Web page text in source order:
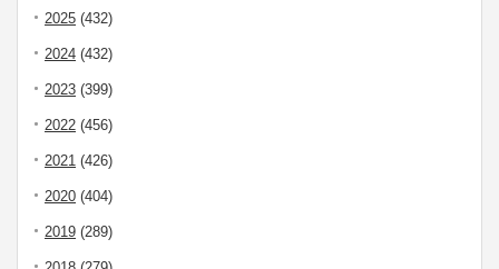
2025 (432)
2024 (432)
2023 (399)
2022 (456)
2021 (426)
2020 (404)
2019 (289)